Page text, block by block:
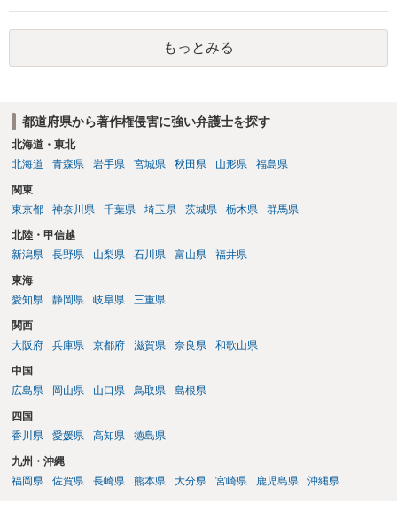
た、改変・SNS掲載が認められたオープンライセンス素材を、利用条
件に従って使う方法もあります。トレースした図を残したい場合は、
自分だけの学習用にとどめるのが安全です。
もっとみる
都道府県から著作権侵害に強い弁護士を探す
北海道・東北
北海道
青森県 岩手県 宮城県 秋田県 山形県 福島県
関東
東京都
神奈川県 千葉県 埼玉県 茨城県 栃木県 群馬県
北陸・甲信越
新潟県
長野県 山梨県 石川県 富山県 福井県
東海
愛知県
静岡県 岐阜県 三重県
関西
大阪府
兵庫県 京都府 滋賀県 奈良県 和歌山県
中国
広島県
岡山県 山口県 鳥取県 島根県
四国
香川県
愛媛県 高知県 徳島県
九州・沖縄
福岡県
佐賀県 長崎県 熊本県 大分県 宮崎県 鹿児島県 沖縄県